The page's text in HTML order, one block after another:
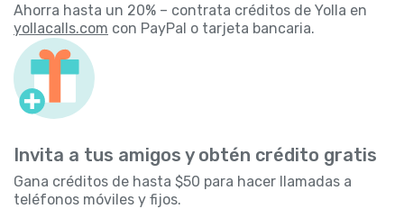
Ahorra hasta un 20% – contrata créditos de Yolla en
yollacalls.com con PayPal o tarjeta bancaria.
Invita a tus amigos y obtén crédito gratis
Gana créditos de hasta $50 para hacer llamadas a
teléfonos móviles y fijos.